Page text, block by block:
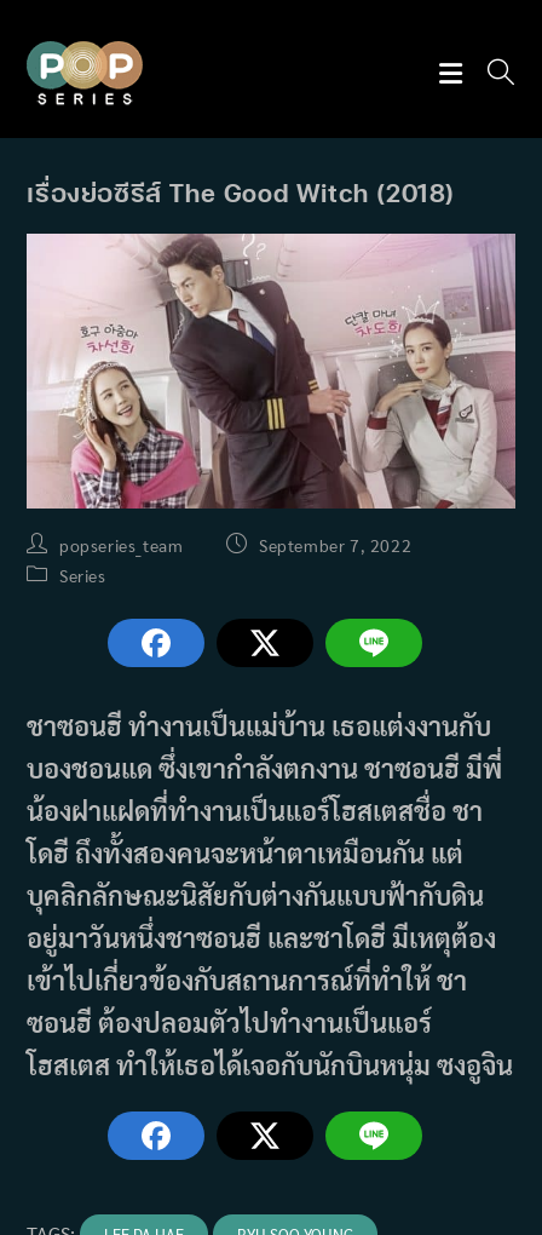
content
เรื่องย่อซีรีส์ The Good Witch (2018)
Post
author:
popseries_team
PostSeptember 7, 2022
PostSeries
ชาซอนฮี ทำงานเป็นแม่บ้าน เธอแต่งงานกับ
บองชอนแด ซึ่งเขากำลังตกงาน ชาซอนฮี มีพี่
น้องฝาแฝดที่ทำงานเป็นแอร์โฮสเตสชื่อ ชา
โดฮี ถึงทั้งสองคนจะหน้าตาเหมือนกัน แต่
บุคลิกลักษณะนิสัยกับต่างกันแบบฟ้ากับดิน
อยู่มาวันหนึ่งชาซอนฮี และชาโดฮี มีเหตุต้อง
เข้าไปเกี่ยวข้องกับสถานการณ์ที่ทำให้ ชา
ซอนฮี ต้องปลอมตัวไปทำงานเป็นแอร์
โฮสเตส ทำให้เธอได้เจอกับนักบินหนุ่ม ซงอูจิน